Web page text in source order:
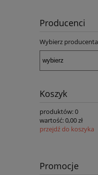
Producenci
Wybierz producenta
Koszyk
produktów:0
wartość:0,00 zł
przejdź do koszyka
Promocje